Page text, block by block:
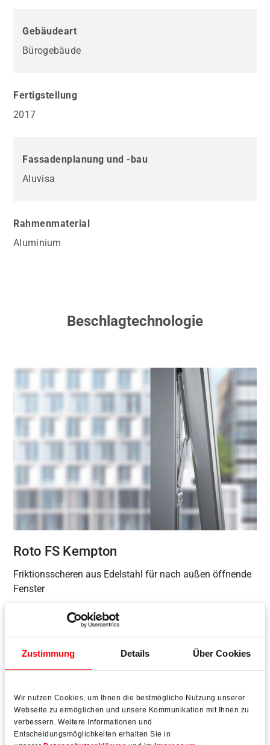
Zustimmung Details Über Cookies
Wir nutzen Cookies, um Ihnen die bestmögliche Nutzung unserer
Webseite zu ermöglichen und unsere Kommunikation mit Ihnen zu
verbessern. Weitere Informationen und
Entscheidungsmöglichkeiten erhalten Sie in
Gebäudeart
Bürogebäude
Fertigstellung
2017
Fassadenplanung und -bau
Aluvisa
Rahmenmaterial
Aluminium
Beschlagtechnologie
Roto FS Kempton
Friktionsscheren aus Edelstahl für nach außen öffnende
Fenster
Anforderungen:90 Garnituren; Flügelmaße: 1.220 x 510
Klappfenster.
Edelstahl; asymmetrische Einläufe für höchste
Dichtigkeit; leichtgängig und funktional.